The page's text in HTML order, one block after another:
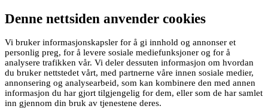
Denne nettsiden anvender cookies
Vi bruker informasjonskapsler for å gi innhold og annonser et
personlig preg, for å levere sosiale mediefunksjoner og for å
analysere trafikken vår. Vi deler dessuten informasjon om hvordan
du bruker nettstedet vårt, med partnerne våre innen sosiale medier,
annonsering og analysearbeid, som kan kombinere den med annen
informasjon du har gjort tilgjengelig for dem, eller som de har samlet
inn gjennom din bruk av tjenestene deres.